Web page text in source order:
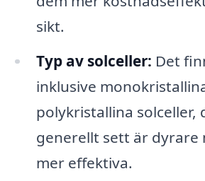
sikt.
Typ av solceller: Det
inklusive
polykristallina solceller,
generellt sett är dyrare
mer effektiva.